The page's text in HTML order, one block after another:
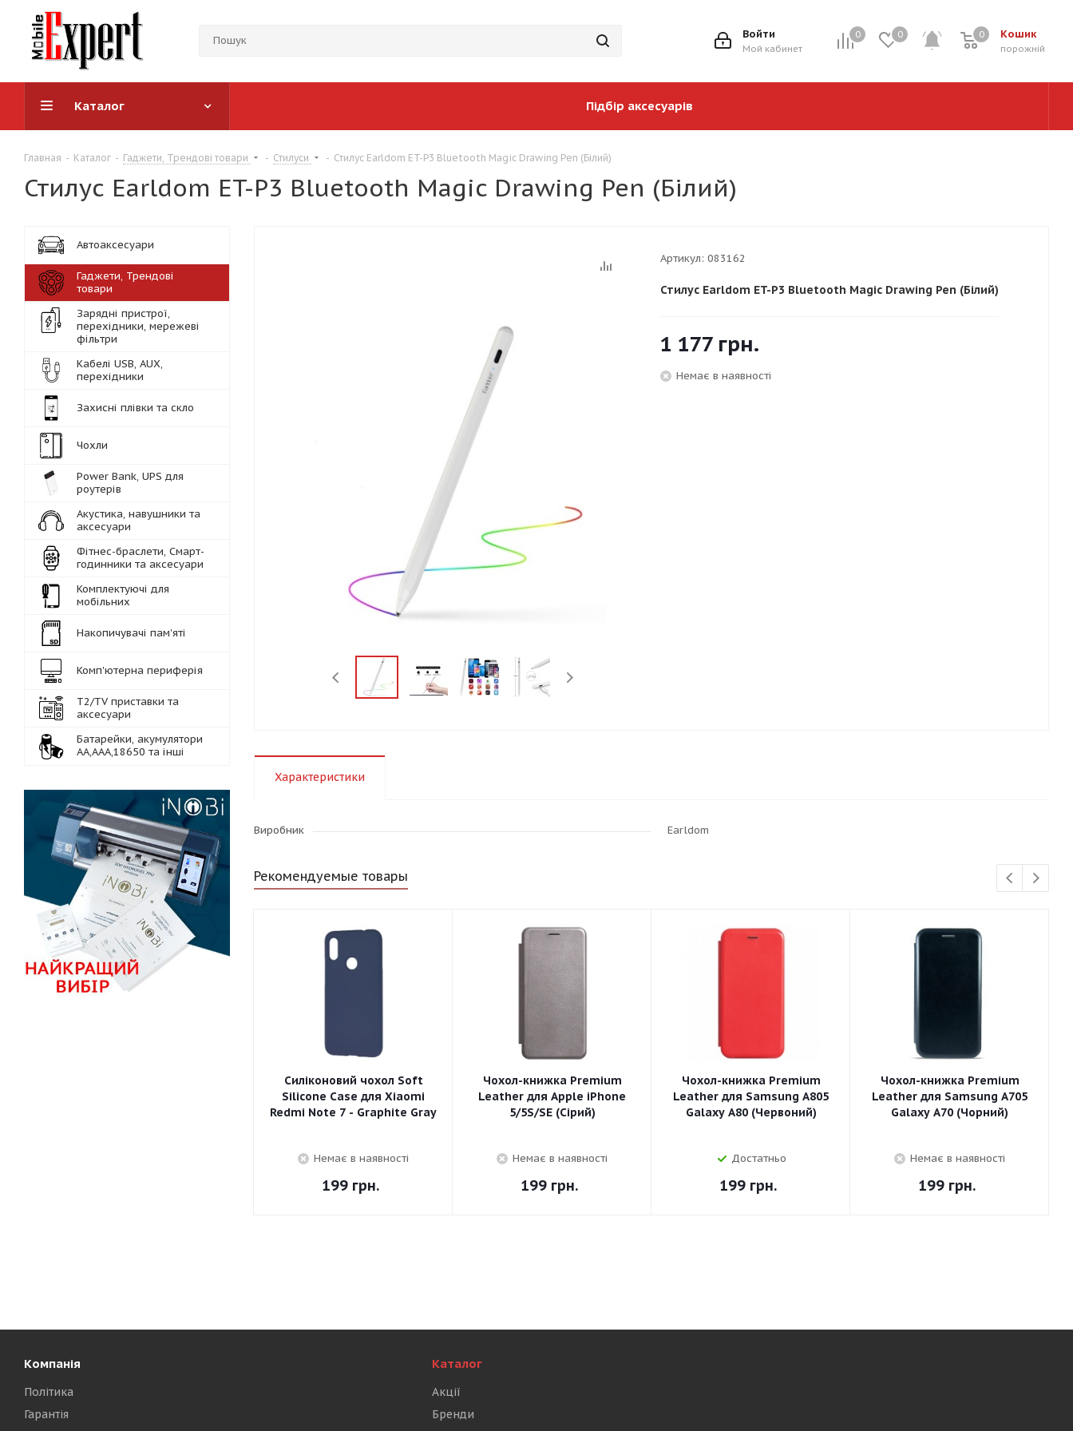
0 0 Кошик
0
порожній
0
Войти
Мой кабинет
Каталог Підбір аксесуарів
Главная - Каталог - Гаджети, Трендові товари - Стилуси - Стилус Earldom ET-P3 Bluetooth Magic Drawing Pen (Білий)
Стилус Earldom ET-P3 Bluetooth Magic Drawing Pen (Білий)
Артикул: 083162
Стилус Earldom ET-P3 Bluetooth Magic Drawing Pen (Білий)
1 177грн.
Немає в наявності
Характеристики
Виробник Earldom
Рекомендуемые товары
Силіконовий чохол Soft
Silicone Case для Xiaomi
Redmi Note 7 - Graphite Gray
Немає в наявності
199 грн.
Чохол-книжка Premium
Leather для Apple iPhone
5/5S/SE (Сірий)
Немає в наявності
199 грн.
Чохол-книжка Premium
Leather для Samsung A805
Galaxy A80 (Червоний)
Достатньо
199 грн.
Чохол-книжка Premium
Leather для Samsung A705
Galaxy A70 (Чорний)
Немає в наявності
199 грн.
Автоаксесуари
Гаджети, Трендові
товари
Зарядні пристрої,
перехідники, мережеві
фільтри
Кабелі USB, AUX,
перехідники
Захисні плівки та скло
Чохли
Power Bank, UPS для
роутерів
Акустика, навушники та
аксесуари
Фітнес-браслети, Смарт-
годинники та аксесуари
Комплектуючі для
мобільних
Накопичувачі пам'яті
Комп'ютерна периферія
Т2/TV приставки та
аксесуари
Батарейки, акумулятори
АА,ААА,18650 та інші
Компанія
Політика
Гарантія
Каталог
Акції
Бренди